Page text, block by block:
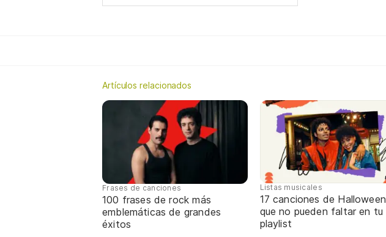
Artículos relacionados
Frases de canciones
100 frases de rock más
emblemáticas de grandes
éxitos
Listas musicales
17 canciones de Halloween
que no pueden faltar en tu
playlist